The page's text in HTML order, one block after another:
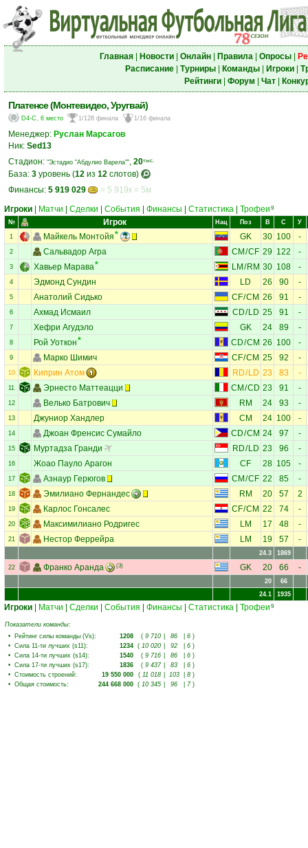
Главная| Новости| Онлайн| Правила| Опросы|
Расписание| Турниры| Команды| Игроки|
Рейтинги| Форум Чат|
Платенсе (Монтевидео, Уругвай)
D4-C, 6 место 1/128 финала 1/16 финала
Менеджер: Руслан Марсагов
Ник: Sed13
Стадион: "Эстадио "Абдулио Варела"", 20тыс.
База: 3 уровень (12 из 12 слотов)
Финансы: 5 919 029
= 5 919к = 5м
Игроки
Матчи Сделки События Финансы Статистика Трофеи 9
№ Игрок Нац Поз В С У
1 Майкель Монтойя GK 30 100 -
2 Сальвадор Агра CM /CF 29 122 -
3 Хавьер Марава LM /RM 30 108 -
4 Эдмонд Сундин LD 26 90 -
5 Анатолий Сидько CF/CM 26 91 -
6 Ахмад Исмаил CD/LD 25 91 -
7 Хефри Агудэло GK 24 89 -
8 Рой Уоткон CD/CM 26 100 -
9 Марко Шимич CF/CM 25 92 -
10 Киприн Атом RD/LD 23 83 -
11 Эрнесто Маттеацци CM /CD 23 91 -
12 Велько Батрович RM 24 93 -
13 Джуниор Хандлер CM 24 100 -
14 Джоан Френсис Сумайло CD/CM 24 97 -
15 Муртадза Гранди RD/LD 23 96 -
16 Жоао Пауло Арагон CF 28 105 -
17 Азнаур Герюгов CM /CF 22 85 -
18 Эмилиано Фернандес RM 20 57 2
19 Карлос Гонсалес CF/CM 22 74 -
20 Максимилиано Родригес LM 17 48 -
21 Нестор Феррейра LM 19 57 -
24.3 1869
22 Франко Аранда (3) GK 20 66 -
20
66
24.1
1935
Игроки Матчи Сделки События Финансы Статистика Трофеи 9
Показатели команды:
• Рейтинг силы команды (Vs): 1208 ( 9 710 86 6 )
• Сила 11-ти лучших (s11): 1234 ( 10 020 92 6 )
• Сила 14-ти лучших (s14): 1540 ( 9 716 86 6 )
• Сила 17-ти лучших (s17): 1836 ( 9 437 83 6 )
• Стоимость строений: 19 550 000 ( 11 018 103 8 )
• Общая стоимость: 244 668 000 ( 10 345 96 7 )